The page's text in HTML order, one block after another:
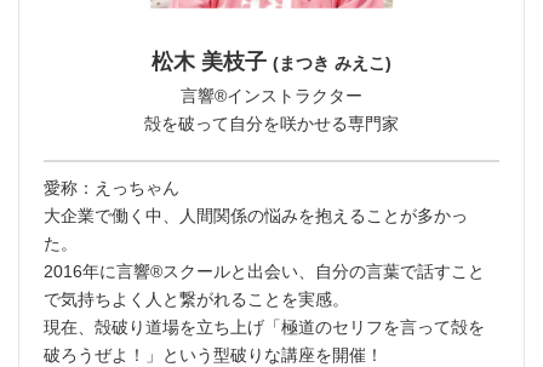
松木 美枝子 (まつき みえこ)
言響®︎インストラクター
殻を破って自分を咲かせる専門家
愛称：えっちゃん
大企業で働く中、人間関係の悩みを抱えることが多かっ
た。
2016年に言響®︎スクールと出会い、自分の言葉で話すこと
で気持ちよく人と繋がれることを実感。
現在、殻破り道場を立ち上げ「極道のセリフを言って殻を
破ろうぜよ！」という型破りな講座を開催！